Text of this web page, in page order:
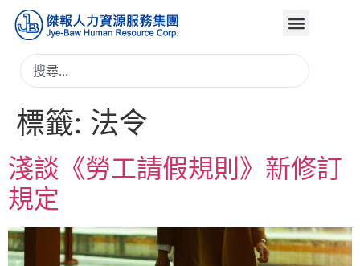
標籤: 法令
淺談《勞工請假規則》新修訂
規定